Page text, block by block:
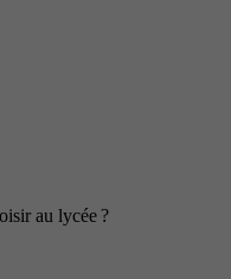
au lycée ?